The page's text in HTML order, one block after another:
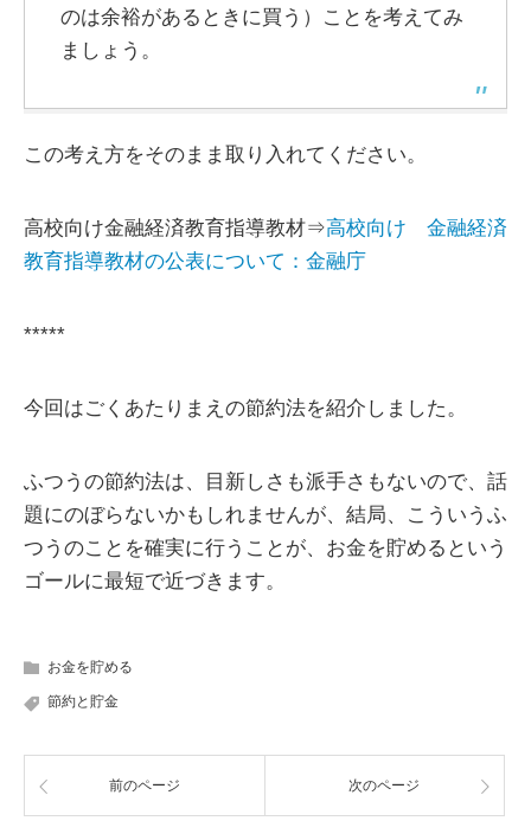
のは余裕があるときに買う）ことを考えてみ
ましょう。
この考え方をそのまま取り入れてください。
高校向け金融経済教育指導教材⇒高校向け 金融経済
教育指導教材の公表について：金融庁
*****
今回はごくあたりまえの節約法を紹介しました。
ふつうの節約法は、目新しさも派手さもないので、話
題にのぼらないかもしれませんが、結局、こういうふ
つうのことを確実に行うことが、お金を貯めるという
ゴールに最短で近づきます。
お金を貯める
節約と貯金
前のページ 次のページ